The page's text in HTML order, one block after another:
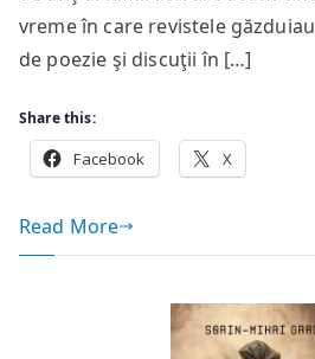
Şapte
debutanţi
vreme în care revistele
de poezie şi discuţii în […]
Share this:
Facebook X
Read More